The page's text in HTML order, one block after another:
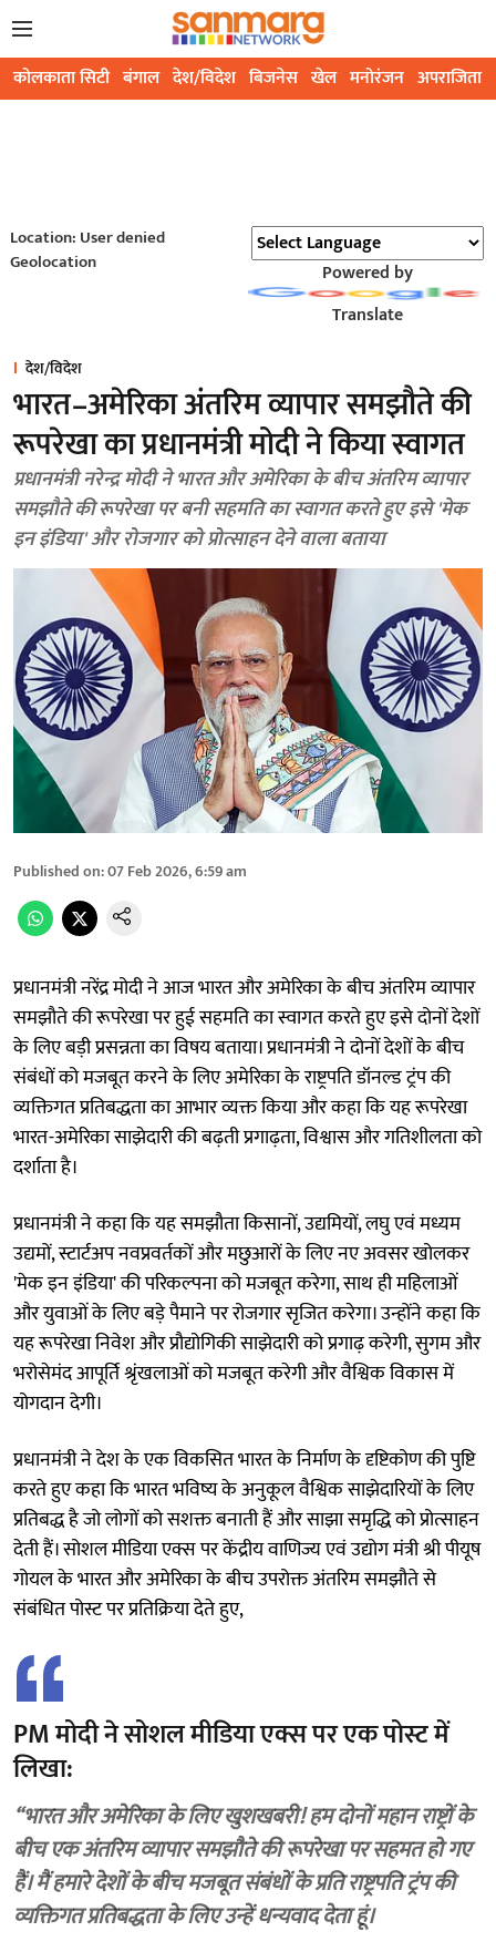
कोलकाता सिटी बंगाल देश/विदेश बिजनेस खेल मनोरंजन अपराजिता
Location: User denied
Geolocation
Powered by
Translate
देश/विदेश
भारत–अमेरिका अंतरिम व्यापार समझौते की
रूपरेखा का प्रधानमंत्री मोदी ने किया स्वागत
प्रधानमंत्री नरेन्द्र मोदी ने भारत और अमेरिका के बीच अंतरिम व्यापार
समझौते की रूपरेखा पर बनी सहमति का स्वागत करते हुए इसे 'मेक
इन इंडिया' और रोजगार को प्रोत्साहन देने वाला बताया
Published on:07 Feb 2026, 6:59 am
प्रधानमंत्री नरेंद्र मोदी ने आज भारत और अमेरिका के बीच अंतरिम व्यापार
समझौते की रूपरेखा पर हुई सहमति का स्वागत करते हुए इसे दोनों देशों
के लिए बड़ी प्रसन्नता का विषय बताया। प्रधानमंत्री ने दोनों देशों के बीच
संबंधों को मजबूत करने के लिए अमेरिका के राष्ट्रपति डॉनल्ड ट्रंप की
व्यक्तिगत प्रतिबद्धता का आभार व्यक्त किया और कहा कि यह रूपरेखा
भारत-अमेरिका साझेदारी की बढ़ती प्रगाढ़ता, विश्वास और गतिशीलता को
दर्शाता है।
प्रधानमंत्री ने कहा कि यह समझौता किसानों, उद्यमियों, लघु एवं मध्यम
उद्यमों, स्टार्टअप नवप्रवर्तकों और मछुआरों के लिए नए अवसर खोलकर
'मेक इन इंडिया' की परिकल्पना को मजबूत करेगा, साथ ही महिलाओं
और युवाओं के लिए बड़े पैमाने पर रोजगार सृजित करेगा। उन्होंने कहा कि
यह रूपरेखा निवेश और प्रौद्योगिकी साझेदारी को प्रगाढ़ करेगी, सुगम और
भरोसेमंद आपूर्ति श्रृंखलाओं को मजबूत करेगी और वैश्विक विकास में
योगदान देगी।
प्रधानमंत्री ने देश के एक विकसित भारत के निर्माण के दृष्टिकोण की पुष्टि
करते हुए कहा कि भारत भविष्य के अनुकूल वैश्विक साझेदारियों के लिए
प्रतिबद्ध है जो लोगों को सशक्त बनाती हैं और साझा समृद्धि को प्रोत्साहन
देती हैं। सोशल मीडिया एक्स पर केंद्रीय वाणिज्य एवं उद्योग मंत्री श्री पीयूष
गोयल के भारत और अमेरिका के बीच उपरोक्त अंतरिम समझौते से
संबंधित पोस्ट पर प्रतिक्रिया देते हुए,
PM मोदी ने सोशल मीडिया एक्स पर एक पोस्ट में
लिखा:
“भारत और अमेरिका के लिए खुशखबरी! हम दोनों महान राष्ट्रों के
बीच एक अंतरिम व्यापार समझौते की रूपरेखा पर सहमत हो गए
हैं। मैं हमारे देशों के बीच मजबूत संबंधों के प्रति राष्ट्रपति ट्रंप की
व्यक्तिगत प्रतिबद्धता के लिए उन्हें धन्यवाद देता हूं।